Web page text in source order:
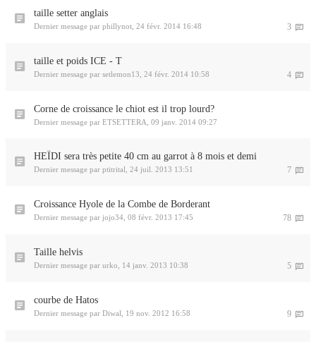
taille setter anglais
3
Dernier message par phillynot 24 févr. 2014 16:48
taille et poids ICE - T
4
Dernier message par setlemon13 24 févr. 2014 10:58
Corne de croissance le chiot est il trop lourd?
Dernier message par ETSETTERA 09 janv. 2014 09:27
HEÏDI sera très petite 40 cm au garrot à 8 mois et demi
7
Dernier message par ptitrital 24 juil. 2013 13:51
Croissance Hyole de la Combe de Borderant
78
Dernier message par jojo34 08 févr. 2013 17:45
Taille helvis
5
Dernier message par urko 14 janv. 2013 10:38
courbe de Hatos
9
Dernier message par Diwal 19 nov. 2012 16:58